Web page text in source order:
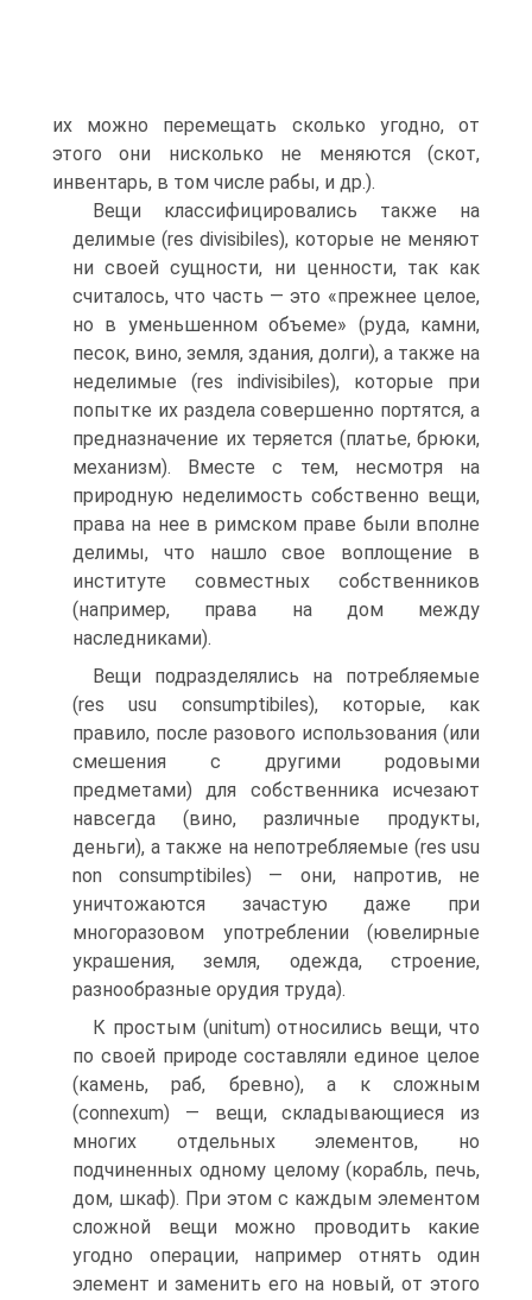
их можно перемещать сколько угодно, от
этого они нисколько не меняются (скот,
инвентарь, в том числе рабы, и др.).
Вещи классифицировались также на
делимые (res divisibiles), которые не меняют
ни своей сущности, ни ценности, так как
считалось, что часть — это «прежнее целое,
но в уменьшенном объеме» (руда, камни,
песок, вино, земля, здания, долги), а также на
неделимые (res indivisibiles), которые при
попытке их раздела совершенно портятся, а
предназначение их теряется (платье, брю­ки,
механизм). Вместе с тем, несмотря на
природную неделимость собственно вещи,
права на нее в римском праве были вполне
делимы, что нашло свое воплощение в
институте совместных соб­ственников
(например, права на дом между
наследниками).
Вещи подразделялись на потребляемые
(res usu consumptibiles), которые, как
правило, после разового использования (или
смешения с другими родовыми
предметами) для собственника исчезают
на­всегда (вино, различные продукты,
деньги), а также на непотреб­ляемые (res usu
non consumptibiles) — они, напротив, не
уничто­жаются зачастую даже при
многоразовом употреблении (ювелирные
украшения, земля, одежда, строение,
разнообразные орудия труда).
К простым (unitum) относились вещи, что
по своей природе составляли единое целое
(камень, раб, бревно), а к сложным
(connexum) — вещи, складывающиеся из
многих отдельных эле­ментов, но
подчиненных одному целому (корабль, печь,
дом, шкаф). При этом с каждым элементом
сложной вещи можно про­водить какие
угодно операции, например отнять один
элемент и заменить его на новый, от этого